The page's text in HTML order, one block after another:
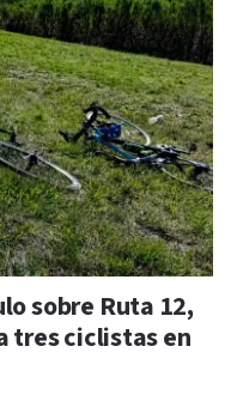
sobre Ruta 12,
tres ciclistas en